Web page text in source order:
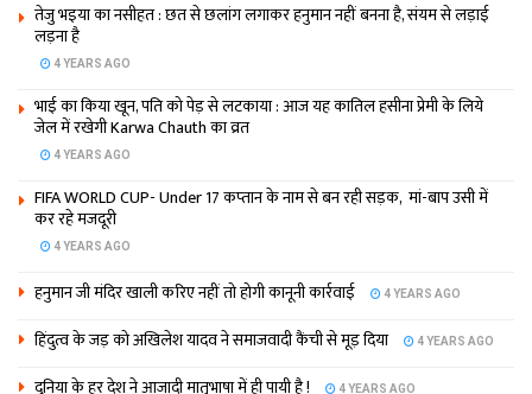
तेजु भइया का नसीहत : छत से छलांग लगाकर हनुमान नहीं बनना है, संयम से लड़ाई
लड़ना है
4 YEARS AGO
भाई का किया खून, पति को पेड़ से लटकाया : आज यह कातिल हसीना प्रेमी के लिये
जेल में रखेगी Karwa Chauth का व्रत
4 YEARS AGO
FIFA WORLD CUP- Under 17 कप्‍तान के नाम से बन रही सड़क, मां-बाप उसी में
कर रहे मजदूरी
4 YEARS AGO
हनुमान जी मंदिर खाली करिए नहीं तो होगी कानूनी कार्रवाई 4 YEARS AGO
हिंदुत्व के जड़ को अखिलेश यादव ने समाजवादी कैंची से मूड़ दिया 4 YEARS AGO
दुनिया के हर देश ने आजादी मातृभाषा में ही पायी है ! 4 YEARS AGO